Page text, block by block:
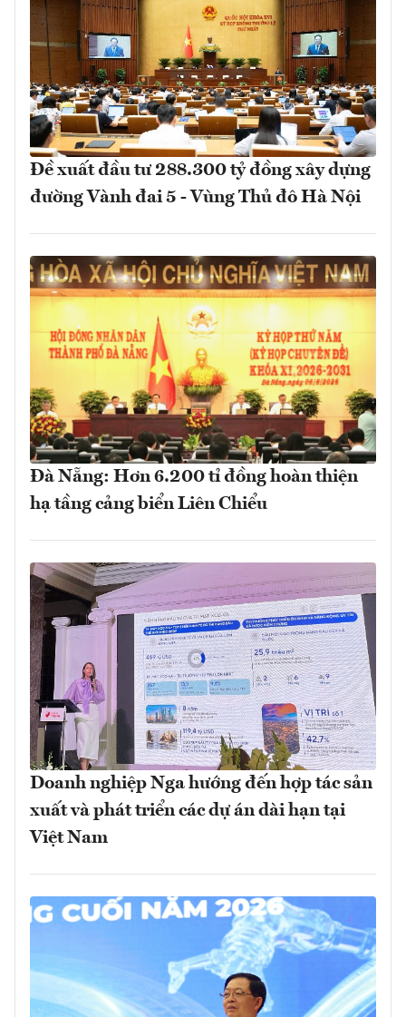
Đề xuất đầu tư 288.300 tỷ đồng xây dựng
đường Vành đai 5 - Vùng Thủ đô Hà Nội
Đà Nẵng: Hơn 6.200 tỉ đồng hoàn thiện
hạ tầng cảng biển Liên Chiểu
Doanh nghiệp Nga hướng đến hợp tác sản
xuất và phát triển các dự án dài hạn tại
Việt Nam